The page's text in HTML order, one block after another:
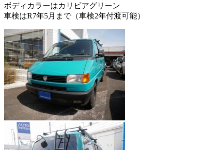
ボディカラーはカリビアグリーン
車検はR7年5月まで（車検2年付渡可能）